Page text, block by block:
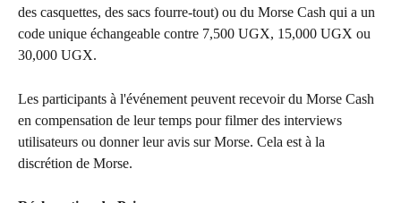
des casquettes, des sacs fourre-tout) ou du Morse Cash qui a un
code unique échangeable contre 7,500 UGX, 15,000 UGX ou
30,000 UGX.
Les participants à l'événement peuvent recevoir du Morse Cash
en compensation de leur temps pour filmer des interviews
utilisateurs ou donner leur avis sur Morse. Cela est à la
discrétion de Morse.